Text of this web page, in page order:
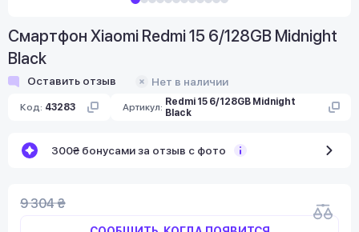
Смартфон Xiaomi Redmi 15 6/128GB Midnight
Black
Оставить отзыв Нет в наличии
Код: 43283 Артикул: Redmi 15 6/128GB Midnight
Black
300₴ бонусами за отзыв с фото
9 304 ₴